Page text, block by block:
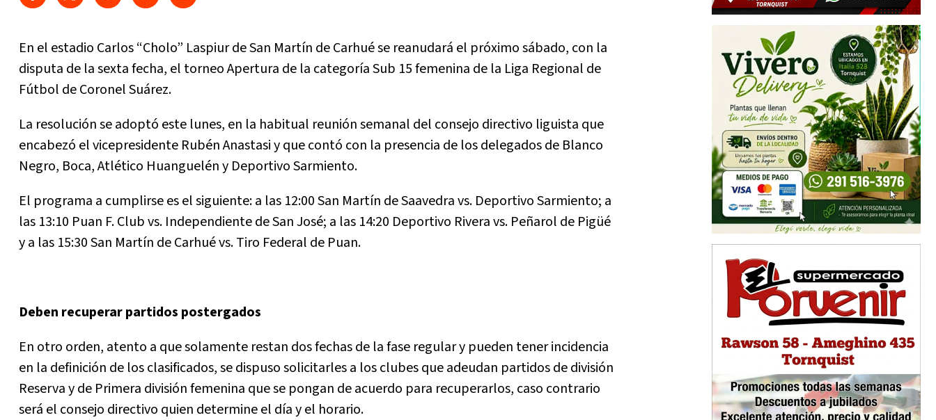
En el estadio Carlos “Cholo” Laspiur de San Martín de Carhué se reanudará el próximo sábado, con la
disputa de la sexta fecha, el torneo Apertura de la categoría Sub 15 femenina de la Liga Regional de
Fútbol de Coronel Suárez.
La resolución se adoptó este lunes, en la habitual reunión semanal del consejo directivo liguista que
encabezó el vicepresidente Rubén Anastasi y que contó con la presencia de los delegados de Blanco
Negro, Boca, Atlético Huanguelén y Deportivo Sarmiento.
El programa a cumplirse es el siguiente: a las 12:00 San Martín de Saavedra vs. Deportivo Sarmiento; a
las 13:10 Puan F. Club vs. Independiente de San José; a las 14:20 Deportivo Rivera vs. Peñarol de Pigüé
y a las 15:30 San Martín de Carhué vs. Tiro Federal de Puan.
Deben recuperar partidos postergados
En otro orden, atento a que solamente restan dos fechas de la fase regular y pueden tener incidencia
en la definición de los clasificados, se dispuso solicitarles a los clubes que adeudan partidos de división
Reserva y de Primera división femenina que se pongan de acuerdo para recuperarlos, caso contrario
será el consejo directivo quien determine el día y el horario.